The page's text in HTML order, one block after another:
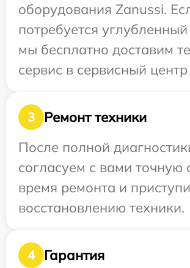
оборудования Zanussi.
потребуется
мы бесплатно доставим
сервис в сервисный
3
Ремонт техники
После полной
согласуем с вами точную
время ремонта и
восстановлению техники.
4 Гарантия